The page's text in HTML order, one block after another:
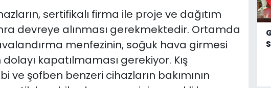
sertifikalı firma ile proje ve dağıtım
devreye alınması gerekmektedir. Ortamda
menfezinin, soğuk hava girmesi
kapatılmaması gerekiyor. Kış
şofben benzeri cihazların bakımının